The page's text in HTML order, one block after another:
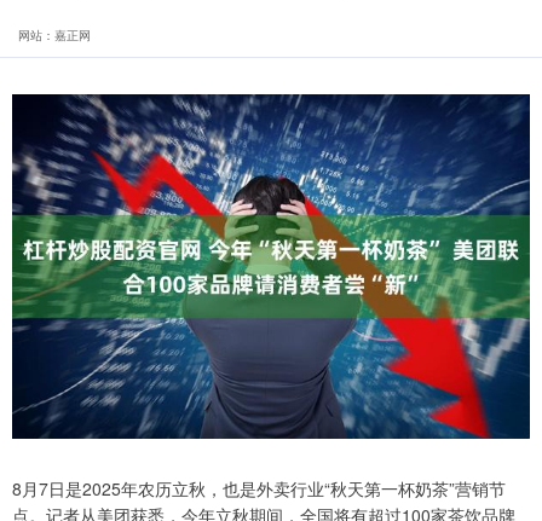
网站：嘉正网
8月7日是2025年农历立秋，也是外卖行业“秋天第一杯奶茶”营销节
点。记者从美团获悉，今年立秋期间，全国将有超过100家茶饮品牌